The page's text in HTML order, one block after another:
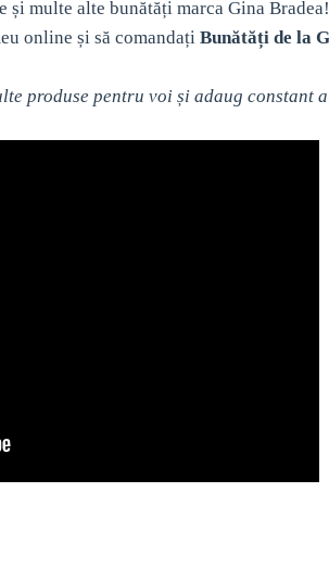
multe alte bunătăți marca Gina
online și să comandați Bunătăți de la
produse pentru voi și adaug constant